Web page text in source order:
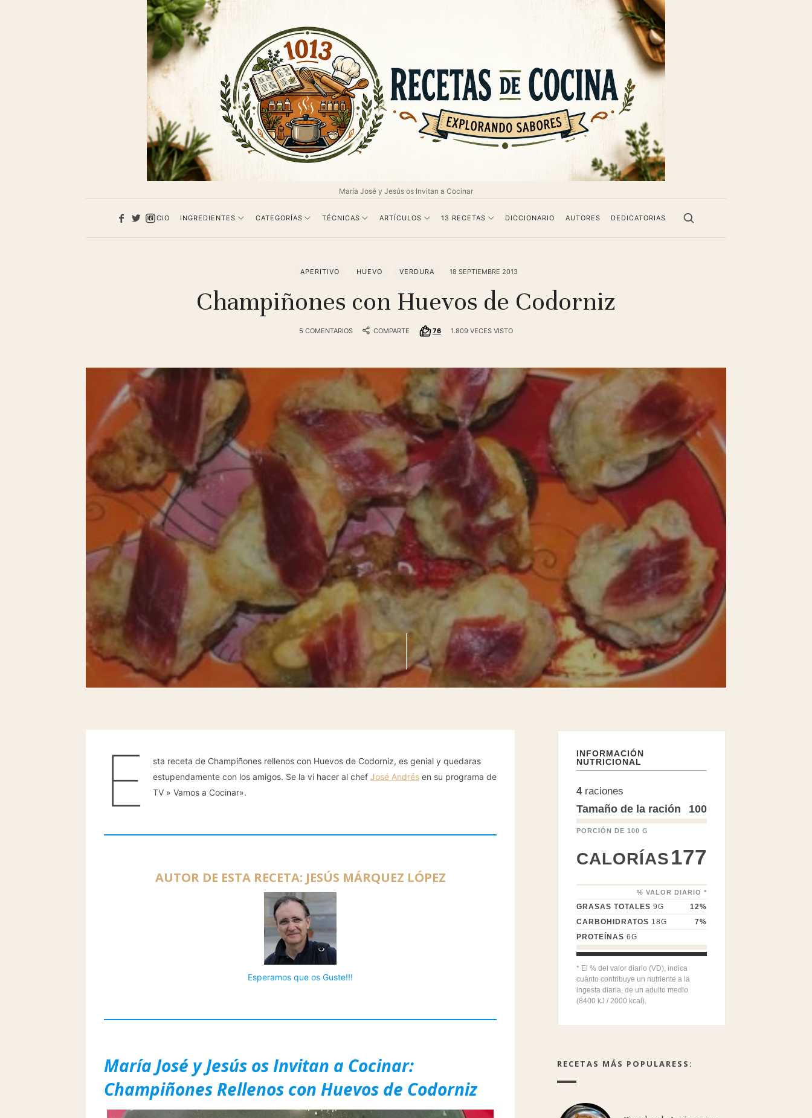
1013
Recetas
de
cocina
María José y Jesús os Invitan a Cocinar
INICIO INGREDIENTES CATEGORÍAS TÉCNICAS ARTÍCULOS 13 RECETAS DICCIONARIO AUTORES DEDICATORIAS
APERITIVO HUEVO VERDURA 18 SEPTIEMBRE 2013
Champiñones con Huevos de Codorniz
5 COMENTARIOS COMPARTE 76 1.809 VECES VISTO
E
sta receta de Champiñones rellenos con Huevos de Codorniz, es genial y quedaras
estupendamente con los amigos. Se la vi hacer al chef José Andrésen su programa de
TV » Vamos a Cocinar».
AUTOR DE ESTA RECETA: JESÚS MÁRQUEZ LÓPEZ
Esperamos que os Guste!!!
María José y Jesús os Invitan a Cocinar:
Champiñones Rellenos con Huevos de Codorniz
INFORMACIÓN
NUTRICIONAL
4raciones
Tamaño de la ración 100
PORCIÓN DE 100 G
CALORÍAS177
% VALOR DIARIO *
GRASAS TOTALES 9G 12%
CARBOHIDRATOS 18G 7%
PROTEÍNAS 6G
* El % del valor diario (VD), indica
cuánto contribuye un nutriente a la
ingesta diaria, de un adulto medio
(8400 kJ / 2000 kcal).
RECETAS MÁS POPULARESS: